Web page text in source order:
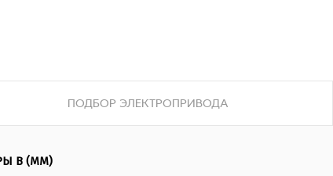
для уточнения
чугунная
ее можно
путем отливки
из стали 20Х13,
срок службы в
ПОДБОР ЭЛЕКТРОПРИВОДА
В (ММ)